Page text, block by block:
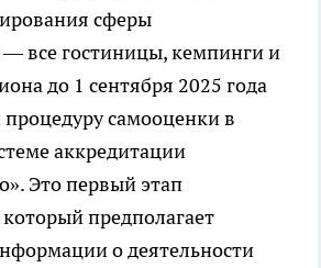
сферы
— все гостиницы, кемпинги и
до 1 сентября 2025 года
самооценки в
аккредитации
Это первый этап
предполагает
о деятельности